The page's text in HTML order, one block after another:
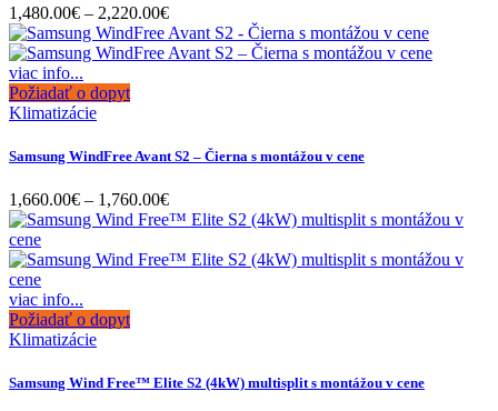
1,480.00€ – 2,220.00€Price
range:
1,480.00€
viac info...
Požiadať o dopyt
Klimatizácie
Samsung WindFree Avant S2 – Čierna s montážou v cene
1,660.00€ – 1,760.00€Price
range:
through
viac info...
Požiadať o dopyt
Klimatizácie
Samsung Wind Free™ Elite S2 (4kW) multisplit s montážou v cene